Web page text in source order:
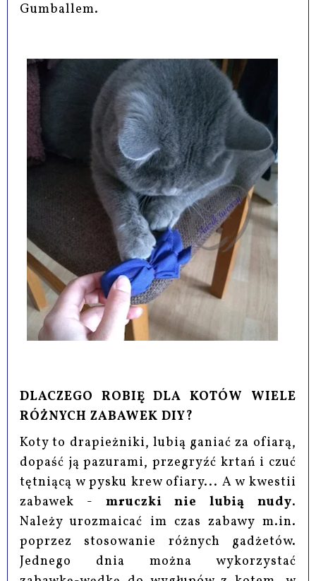
Gumballem.
DLACZEGO ROBIĘ DLA KOTÓW WIELE
RÓŻNYCH ZABAWEK DIY?
Koty to drapieżniki, lubią ganiać za ofiarą,
dopaść ją pazurami, przegryźć krtań i czuć
tętniącą w pysku krew ofiary... A w kwestii
zabawek - mruczki nie lubią nudy.
Należy urozmaicać im czas zabawy m.in.
poprzez stosowanie różnych gadżetów.
Jednego dnia można wykorzystać